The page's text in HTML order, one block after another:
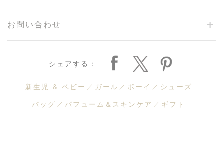
お問い合わせ
シェアする：
新生児 & ベビー ガール ボーイ シューズ
バッグ パフューム＆スキンケア ギフト